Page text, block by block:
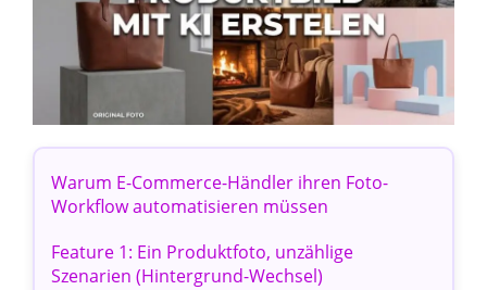
Warum E-Commerce-Händler ihren Foto-
Workflow automatisieren müssen
Feature 1: Ein Produktfoto, unzählige
Szenarien (Hintergrund-Wechsel)